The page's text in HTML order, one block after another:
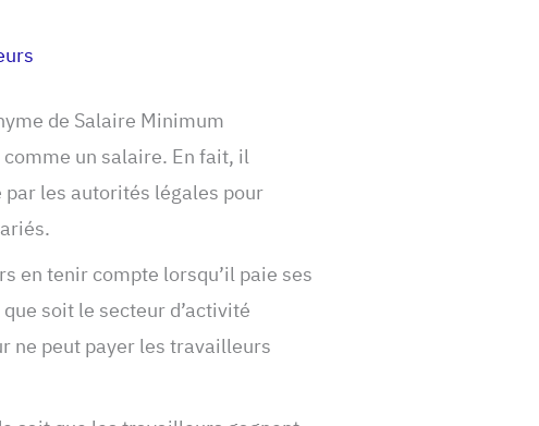
de Salaire Minimum
un salaire. En fait, il
les autorités légales pour
en tenir compte lorsqu’il paie ses
soit le secteur d’activité
ne peut payer les travailleurs